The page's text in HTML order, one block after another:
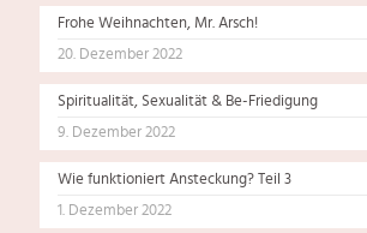
Frohe Weihnachten, Mr. Arsch!
20. Dezember 2022
Spiritualität, Sexualität & Be-Friedigung
9. Dezember 2022
Wie funktioniert Ansteckung? Teil 3
1. Dezember 2022